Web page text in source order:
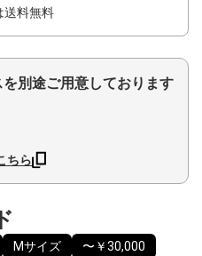
送料無料
別途ご用意しております
ちら
Mサイズ
〜￥30,000